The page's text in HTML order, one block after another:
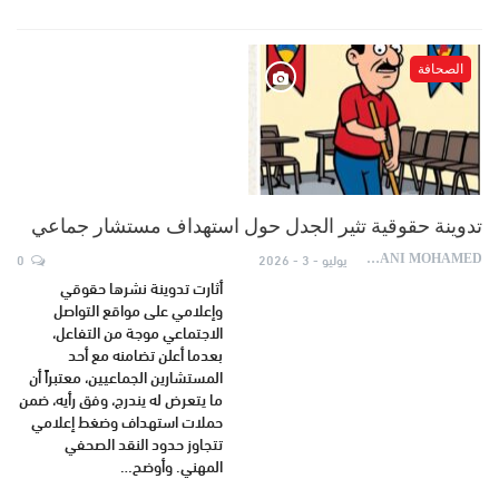
الصحافة
تدوينة حقوقية تثير الجدل حول استهداف مستشار جماعي
AYDANI MOHAMED يوليو - 3 - 2026
أثارت تدوينة نشرها حقوقي
وإعلامي على مواقع التواصل
الاجتماعي موجة من التفاعل،
بعدما أعلن تضامنه مع أحد
المستشارين الجماعيين، معتبراً أن
ما يتعرض له يندرج، وفق رأيه، ضمن
حملات استهداف وضغط إعلامي
تتجاوز حدود النقد الصحفي
المهني. وأوضح…